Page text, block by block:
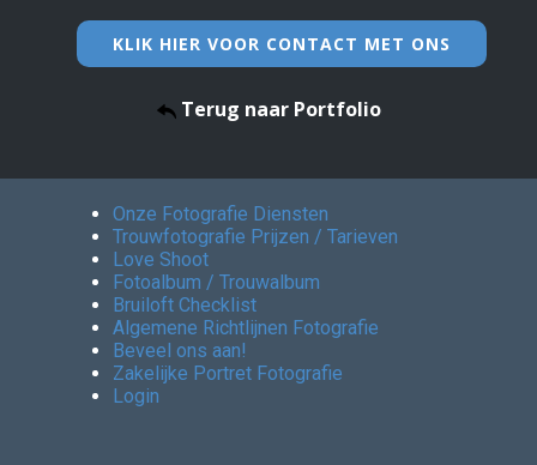
KLIK HIER VOOR CONTACT MET ONS
Terug naar Portfolio
Onze Fotografie Diensten
Trouwfotografie Prijzen / Tarieven
Love Shoot
Fotoalbum / Trouwalbum
Bruiloft Checklist
Algemene Richtlijnen Fotografie
Beveel ons aan!
Zakelijke Portret Fotografie
Login